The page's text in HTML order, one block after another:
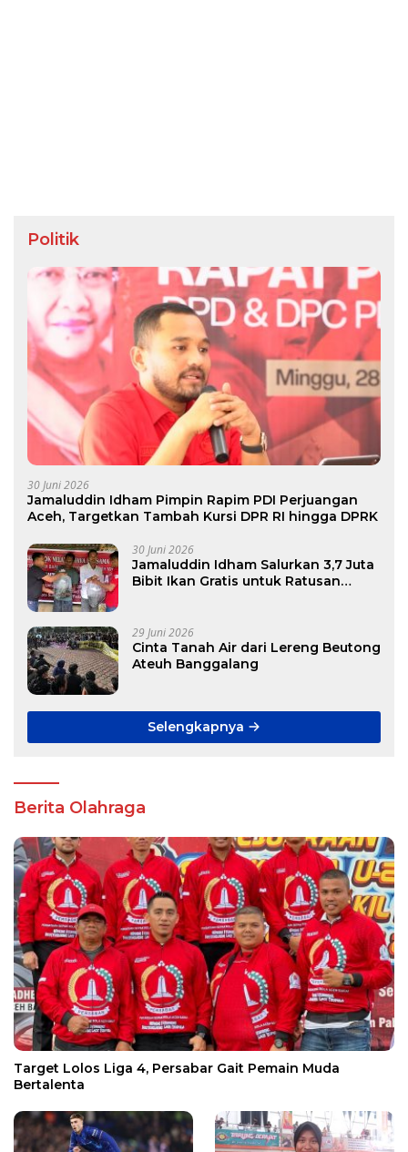
Politik
30 Juni 2026
Jamaluddin Idham Pimpin Rapim PDI Perjuangan
Aceh, Targetkan Tambah Kursi DPR RI hingga DPRK
30 Juni 2026
Jamaluddin Idham Salurkan 3,7 Juta
Bibit Ikan Gratis untuk Ratusan
29 Juni 2026
Cinta Tanah Air dari Lereng Beutong
Ateuh Banggalang
Selengkapnya
Berita Olahraga
Target Lolos Liga 4, Persabar Gait Pemain Muda
Bertalenta